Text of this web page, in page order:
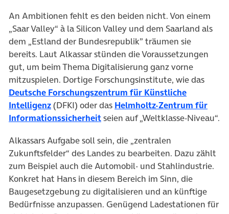
An Ambitionen fehlt es den beiden nicht. Von einem
„Saar Valley“ à la Silicon Valley und dem Saarland als
dem „Estland der Bundesrepublik” träumen sie
bereits. Laut Alkassar stünden die Voraussetzungen
gut, um beim Thema Digitalisierung ganz vorne
mitzuspielen. Dortige Forschungsinstitute, wie das
Deutsche Forschungszentrum für Künstliche
Intelligenz(öffnet in neuem Tab)
(DFKI) oder das Helmholtz-Zentrum für
Informationssicherheit(öffnet in neuem Tab)
seien auf „Weltklasse-Niveau“.
Alkassars Aufgabe soll sein, die „zentralen
Zukunftsfelder“ des Landes zu bearbeiten. Dazu zählt
zum Beispiel auch die Automobil- und Stahlindustrie.
Konkret hat Hans in diesem Bereich im Sinn, die
Baugesetzgebung zu digitalisieren und an künftige
Bedürfnisse anzupassen. Genügend Ladestationen für